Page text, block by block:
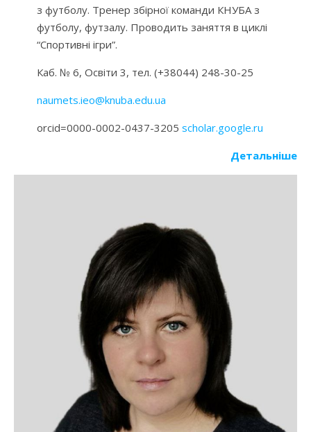
з футболу. Тренер збірної команди КНУБА з
футболу, футзалу. Проводить заняття в циклі
“Спортивні ігри”.
Каб. № 6, Освіти 3, тел. (+38044) 248-30-25
naumets.ieo@knuba.edu.ua
orcid=0000-0002-0437-3205 scholar.google.ru
Детальніше